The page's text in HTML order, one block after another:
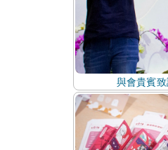
與會貴賓